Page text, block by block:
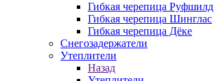
Гибкая черепица Руфшилд
Гибкая черепица Шинглас
Гибкая черепица Дёке
Снегозадержатели
Утеплители
Назад